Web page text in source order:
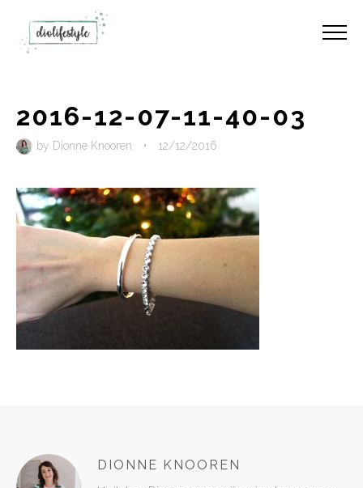
2016-12-07-11-40-03
by Dionne Knooren • 12/12/2016
DIONNE KNOOREN